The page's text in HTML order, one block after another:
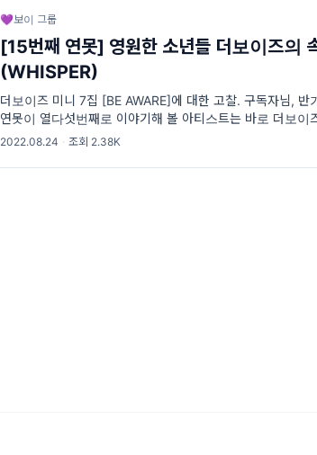
💜보이 그룹
[15번째 연못] 영원한 소년들 더보이즈의
(WHISPER)
더보이즈 미니 7집 [BE AWARE]에 대한 고찰. 구독자님, 반
연못이 열다섯번째로 이야기해 볼 아티스트는 바로 더보이
입니다! 더보이즈는 Mnet 경연 프로그램 '로드 투 킹덤'과 '킹
2022.08.24 · 조회 2.38K